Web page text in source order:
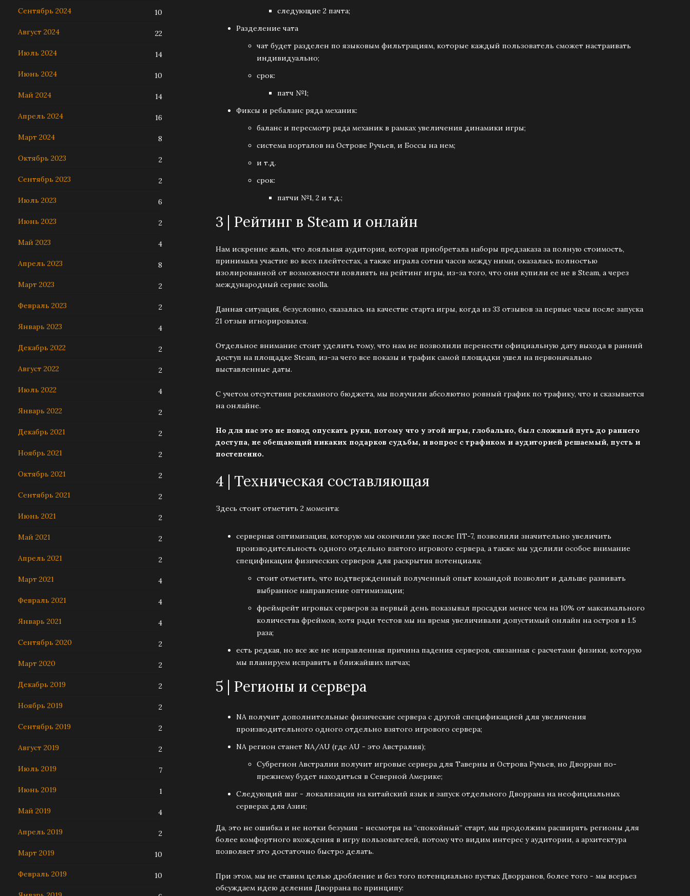
Сентябрь 2024 10
Август 2024 22
Июль 2024 14
Июнь 2024 10
Май 2024 14
Апрель 2024 16
Март 2024 8
Октябрь 2023 2
Сентябрь 2023 2
Июль 2023 6
Июнь 2023 2
Май 2023 4
Апрель 2023 8
Март 2023 2
Февраль 2023 2
Январь 2023 4
Декабрь 2022 2
Август 2022 2
Июль 2022 4
Январь 2022 2
Декабрь 2021 2
Ноябрь 2021 2
Октябрь 2021 2
Сентябрь 2021 2
Июнь 2021 2
Май 2021 2
Апрель 2021 2
Март 2021 4
Февраль 2021 4
Январь 2021 4
Сентябрь 2020 2
Март 2020 2
Декабрь 2019 2
Ноябрь 2019 2
Сентябрь 2019 2
Август 2019 2
Июль 2019 7
Июнь 2019 1
Май 2019 4
Апрель 2019 2
Март 2019 10
Февраль 2019 10
следующие 2 пачта;
Разделение чата
чат будет разделен по языковым фильтрациям, которые каждый пользователь сможет настраивать
индивидуально;
срок:
патч №1;
Фиксы и ребаланс ряда механик:
баланс и пересмотр ряда механик в рамках увеличения динамики игры;
система порталов на Острове Ручьев, и Боссы на нем;
и т.д.
срок:
патчи №1, 2 и т.д.;
3 | Рейтинг в Steam и онлайн
Нам искренне жаль, что лояльная аудитория, которая приобретала наборы предзаказа за полную стоимость,
принимала участие во всех плейтестах, а также играла сотни часов между ними, оказалась полностью
изолированной от возможности повлиять на рейтинг игры, из-за того, что они купили ее не в Steam, а через
международный сервис xsolla.
Данная ситуация, безусловно, сказалась на качестве старта игры, когда из 33 отзывов за первые часы после запуска
21 отзыв игнорировался.
Отдельное внимание стоит уделить тому, что нам не позволили перенести официальную дату выхода в ранний
доступ на площадке Steam, из-за чего все показы и трафик самой площадки ушел на первоначально
выставленные даты.
С учетом отсутствия рекламного бюджета, мы получили абсолютно ровный график по трафику, что и сказывается
на онлайне.
Но для нас это не повод опускать руки, потому что у этой игры, глобально, был сложный путь до раннего
доступа, не обещающий никаких подарков судьбы, и вопрос с трафиком и аудиторией решаемый, пусть и
постепенно.
4 | Техническая составляющая
Здесь стоит отметить 2 момента:
серверная оптимизация, которую мы окончили уже после ПТ-7, позволили значительно увеличить
производительность одного отдельно взятого игрового сервера, а также мы уделили особое внимание
спецификации физических серверов для раскрытия потенциала;
стоит отметить, что подтвержденный полученный опыт командой позволит и дальше развивать
выбранное направление оптимизации;
фреймрейт игровых серверов за первый день показывал просадки менее чем на 10% от максимального
количества фреймов, хотя ради тестов мы на время увеличивали допустимый онлайн на остров в 1.5
раза;
есть редкая, но все же не исправленная причина падения серверов, связанная с расчетами физики, которую
мы планируем исправить в ближайших патчах;
5 | Регионы и сервера
NA получит дополнительные физические сервера с другой спецификацией для увеличения
производительного одного отдельно взятого игрового сервера;
NA регион станет NA/AU (где АU - это Австралия);
Субрегион Австралии получит игровые сервера для Таверны и Острова Ручьев, но Дворран по-
прежнему будет находиться в Северной Америке;
Следующий шаг - локализация на китайский язык и запуск отдельного Дворрана на неофициальных
серверах для Азии;
Да, это не ошибка и не нотки безумия - несмотря на “спокойный” старт, мы продолжим расширять регионы для
более комфортного вхождения в игру пользователей, потому что видим интерес у аудитории, а архитектура
позволяет это достаточно быстро делать.
При этом, мы не ставим целью дробление и без того потенциально пустых Дворранов, более того - мы всерьез
обсуждаем идею деления Дворрана по принципу: